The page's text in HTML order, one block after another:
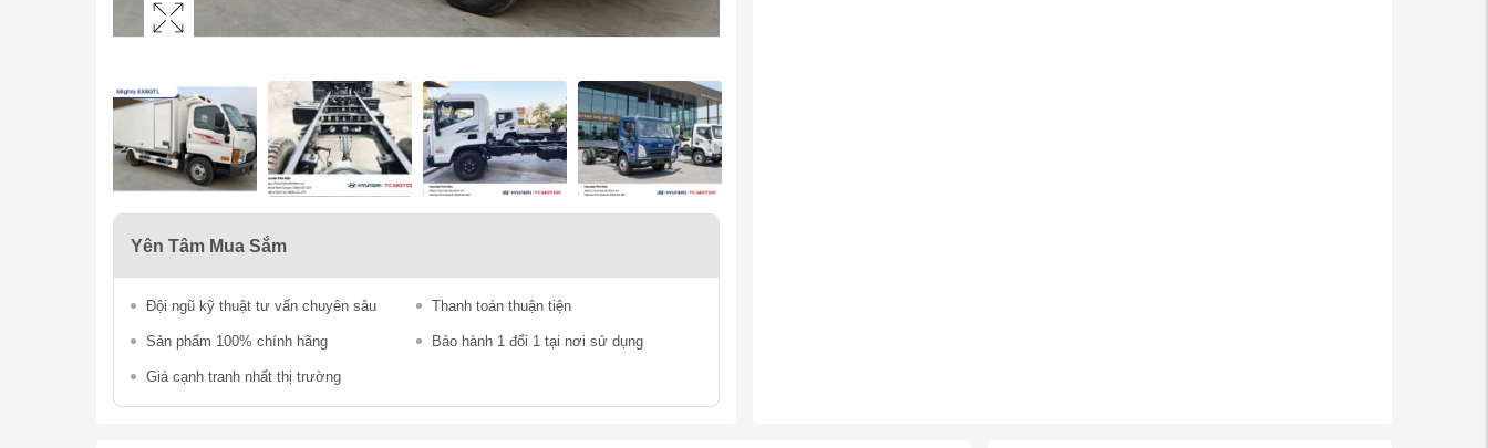
Yên Tâm Mua Sắm
Đội ngũ kỹ thuật tư vấn chuyên sâu Thanh toán thuận tiện
Sản phẩm 100% chính hãng Bảo hành 1 đổi 1 tại nơi sử dụng
Giá cạnh tranh nhất thị trường